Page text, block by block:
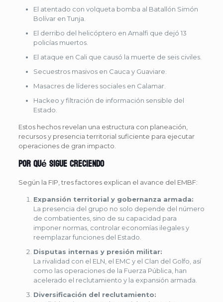
El atentado con volqueta bomba al Batallón Simón
Bolívar en Tunja.
El derribo del helicóptero en Amalfi que dejó 13
policías muertos.
El ataque en Cali que causó la muerte de seis civiles.
Secuestros masivos en Cauca y Guaviare.
Masacres de líderes sociales en Calamar.
Hackeo y filtración de información sensible del
Estado.
Estos hechos revelan una estructura con planeación,
recursos y presencia territorial suficiente para ejecutar
operaciones de gran impacto.
Por qué sigue creciendo
Según la FIP, tres factores explican el avance del EMBF:
Expansión territorial y gobernanza armada:
La presencia del grupo no solo depende del número
de combatientes, sino de su capacidad para
imponer normas, controlar economías ilegales y
reemplazar funciones del Estado.
Disputas internas y presión militar:
La rivalidad con el ELN, el EMC y el Clan del Golfo, así
como las operaciones de la Fuerza Pública, han
acelerado el reclutamiento y la expansión armada.
Diversificación del reclutamiento: